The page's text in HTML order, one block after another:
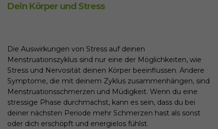
Dein Körper und Stress
Die Auswirkungen von Stress auf deinen
Menstruationszyklus sind nur eine der Möglichkeiten, wie
Stress und Nervosität deinen Körper beeinflussen. Andere
Symptome, die mit deinem Zyklus zusammenhängen, sind
Menstruationsschmerzen und Müdigkeit. Wenn du eine
stressige Phase durchmachst, kann es sein, dass du bei
deiner nächsten Periode mehr Schmerzen hast als sonst
oder dich erschöpft und energielos fühlst.